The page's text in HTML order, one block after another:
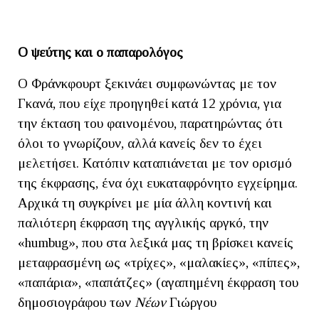
Ο ψεύτης και ο παπαρολόγος
Ο Φράνκφουρτ ξεκινάει συμφωνώντας με τον
Γκανά, που είχε προηγηθεί κατά 12 χρόνια, για
την έκταση του φαινομένου, παρατηρώντας ότι
όλοι το γνωρίζουν, αλλά κανείς δεν το έχει
μελετήσει. Κατόπιν καταπιάνεται με τον ορισμό
της έκφρασης, ένα όχι ευκαταφρόνητο εγχείρημα.
Αρχικά τη συγκρίνει με μία άλλη κοντινή και
παλιότερη έκφραση της αγγλικής αργκό, την
«humbug», που στα λεξικά μας τη βρίσκει κανείς
μεταφρασμένη ως «τρίχες», «μαλακίες», «πίπες»,
«παπάρια», «παπάτζες» (αγαπημένη έκφραση του
δημοσιογράφου των ΝέωνΓιώργου